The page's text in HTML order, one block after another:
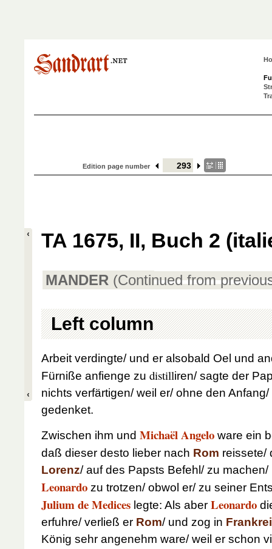
Edition page number
TA 1675, II, Buch 2
MANDER (Continued from
Left column
Arbeit verdingte/ und er alsobald Oel und
Fürniße anfienge zu distilliren/ sagte der
nichts verfärtigen/ weil er/ ohne den
gedenket.
Zwischen ihm und Michaël Angelo ware ein
daß dieser desto lieber nach Rom reissete/
Lorenz/ auf des Papsts Befehl/ zu machen/
Leonardo zu trotzen/ obwol er/ zu seiner
Julium de Medices legte: Als aber Leonardo
erfuhre/ verließ er Rom/ und zog in
König sehr angenehm ware/ weil er schon